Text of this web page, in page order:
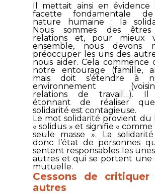
Il mettait ainsi en évidence
facette fondamentale
nature humaine : la
Nous sommes des
relations et, pour mieux
ensemble, nous devons
préoccuper les uns des
nous aider. Cela commence
notre entourage (famille,
mais doit s’étendre à
environnement
relations de travail…). Il
étonnant de réaliser
solidarité est contagieuse.
Le mot solidarité provient du
«solidus » et signifie «
seule masse ». La
donc l’état de personnes
sentent responsables les
autres et qui se portent une
mutuelle.
Cessons de critiquer
autres